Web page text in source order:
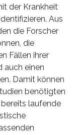
der Krankheit
Aus
die Forscher
die
Fällen ihrer
auch einen
Damit können
benötigten
laufende